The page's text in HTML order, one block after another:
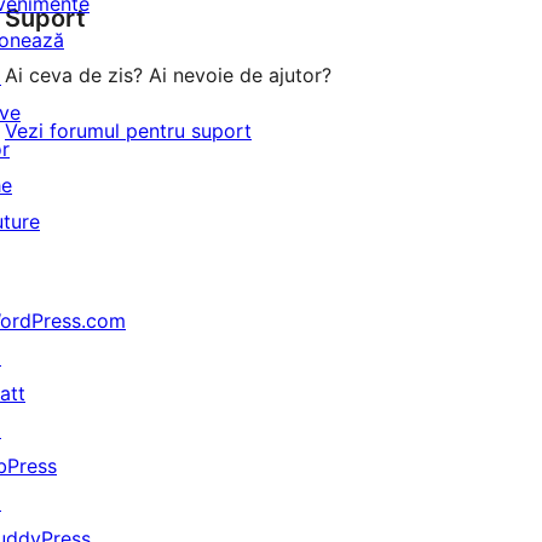
(stele)
recenzii
(stele)
Suport
Ai ceva de zis? Ai nevoie de ajutor?
Vezi forumul pentru suport